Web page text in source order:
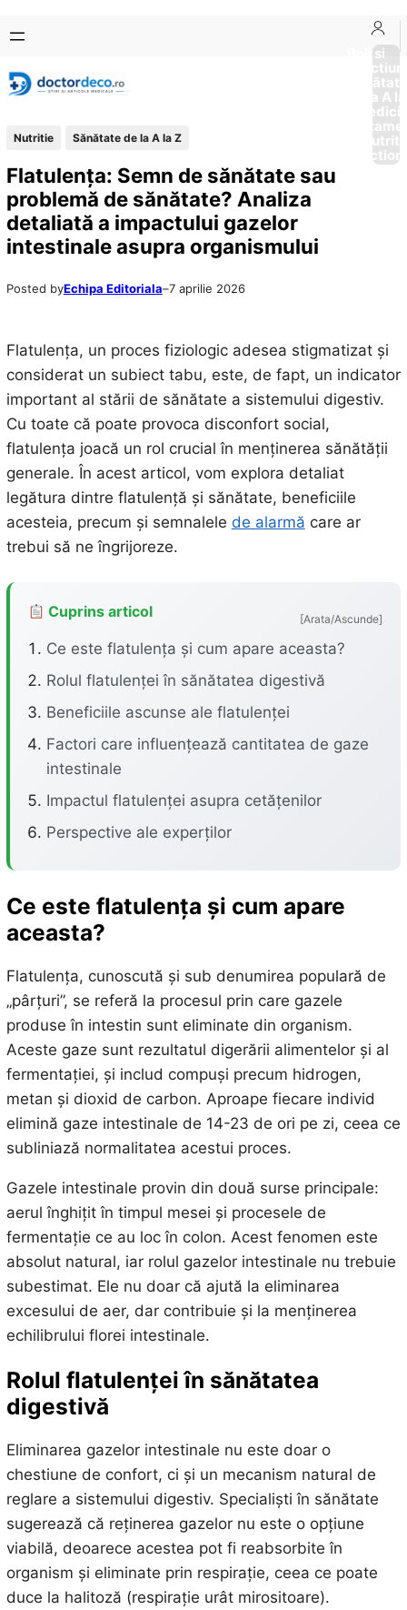
conținut
content
Boli si
Afectiuni
Sănătate
de la A
Nutritie Sănătate de la A la Z
Flatulența: Semn de sănătate sau
problemă de sănătate? Analiza
detaliată a impactului gazelor
intestinale asupra organismului
Posted byEchipa Editoriala–7 aprilie 2026
Flatulența, un proces fiziologic adesea stigmatizat și
considerat un subiect tabu, este, de fapt, un indicator
important al stării de sănătate a sistemului digestiv.
Cu toate că poate provoca disconfort social,
flatulența joacă un rol crucial în menținerea sănătății
generale. În acest articol, vom explora detaliat
legătura dintre flatulență și sănătate, beneficiile
acesteia, precum și semnalele de alarmă care ar
trebui să ne îngrijoreze.
Cuprins articol [Arata/Ascunde]
Ce este flatulența și cum apare aceasta?
Rolul flatulenței în sănătatea digestivă
Beneficiile ascunse ale flatulenței
Factori care influențează cantitatea de gaze
intestinale
Impactul flatulenței asupra cetățenilor
Perspective ale experților
Ce este flatulența și cum apare
aceasta?
Flatulența, cunoscută și sub denumirea populară de
„pârțuri”, se referă la procesul prin care gazele
produse în intestin sunt eliminate din organism.
Aceste gaze sunt rezultatul digerării alimentelor și al
fermentației, și includ compuși precum hidrogen,
metan și dioxid de carbon. Aproape fiecare individ
elimină gaze intestinale de 14-23 de ori pe zi, ceea ce
subliniază normalitatea acestui proces.
Gazele intestinale provin din două surse principale:
aerul înghițit în timpul mesei și procesele de
fermentație ce au loc în colon. Acest fenomen este
absolut natural, iar rolul gazelor intestinale nu trebuie
subestimat. Ele nu doar că ajută la eliminarea
excesului de aer, dar contribuie și la menținerea
echilibrului florei intestinale.
Rolul flatulenței în sănătatea
digestivă
Eliminarea gazelor intestinale nu este doar o
chestiune de confort, ci și un mecanism natural de
reglare a sistemului digestiv. Specialiști în sănătate
sugerează că reținerea gazelor nu este o opțiune
viabilă, deoarece acestea pot fi reabsorbite în
organism și eliminate prin respirație, ceea ce poate
duce la halitoză (respirație urât mirositoare).